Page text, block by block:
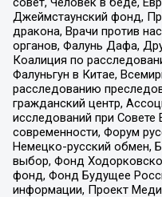
Джеймстаунский фонд,
дракона, Врачи против
органов, Фалунь Дафа,
Коалиция по
Фалуньгун в Китае,
расследованию
гражданский центр,
исследований при
современности, Форум
Немецко-русский обмен,
выбор, Фонд
фонд, Фонд Будущее
информации, Проект